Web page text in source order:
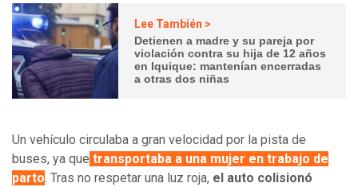
Lee También >
Detienen a madre y su pareja por
violación contra su hija de 12 años
en Iquique: mantenían encerradas
a otras dos niñas
Un vehículo circulaba a gran velocidad por la pista de
buses, ya que transportaba a una mujer en trabajo de
parto. Tras no respetar una luz roja, el auto colisionó